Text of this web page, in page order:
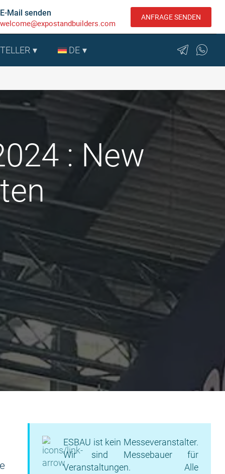
E-Mail senden
welcome@expostandbuilders.com
ANFRAGE SENDEN
DE
: New
ESBAU ist kein Messeveranstalter.
Wir sind Messebauer für
Veranstaltungen. Alle